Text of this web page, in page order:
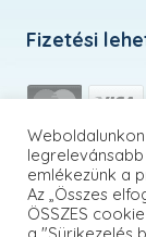
Fizetési
emlékezünk a
Az „Összes
ÖSSZES